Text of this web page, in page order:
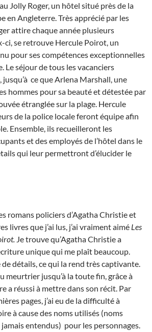
Jolly Roger, un hôtel situé près de la
en Angleterre. Très apprécié par les
attire chaque année plusieurs
ci, se retrouve Hercule Poirot, un
pour ses compétences exceptionnelles
Le séjour de tous les vacanciers
jusqu’à ce que Arlena Marshall, une
hommes pour sa beauté et détestée par
étranglée sur la plage. Hercule
de la police locale feront équipe afin
Ensemble, ils recueilleront les
et des employés de l’hôtel dans le
qui leur permettront d’élucider le
romans policiers d’Agatha Christie et
livres que j’ai lus, j’ai vraiment aimé Les
Je trouve qu’Agatha Christie a
unique qui me plaît beaucoup.
de détails, ce qui la rend très captivante.
meurtrier jusqu’à la toute fin, grâce à
a réussi à mettre dans son récit. Par
pages, j’ai eu de la difficulté à
à cause des noms utilisés (noms
jamais entendus) pour les personnages.